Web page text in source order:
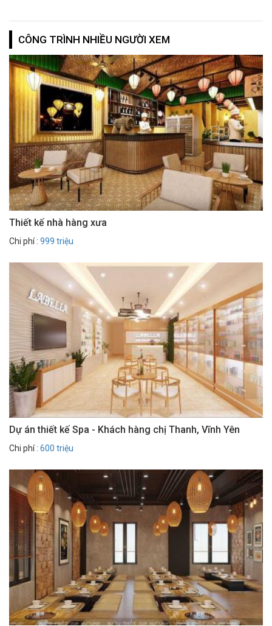
CÔNG TRÌNH NHIỀU NGƯỜI XEM
Thiết kế nhà hàng xưa
Chi phí : 999 triệu
Dự án thiết kế Spa - Khách hàng chị Thanh, Vĩnh Yên
Chi phí : 600 triệu